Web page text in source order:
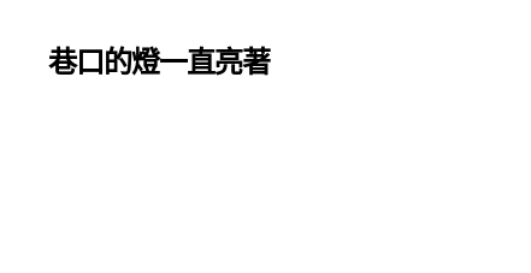
巷口的燈一直亮著